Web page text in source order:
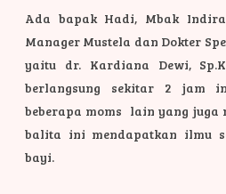
Ada bapak Hadi, Mbak
Manager Mustela dan Dokter
yaitu dr. Kardiana Dewi,
berlangsung sekitar 2 jam
beberapa moms lain yang
balita ini mendapatkan ilmu
bayi.